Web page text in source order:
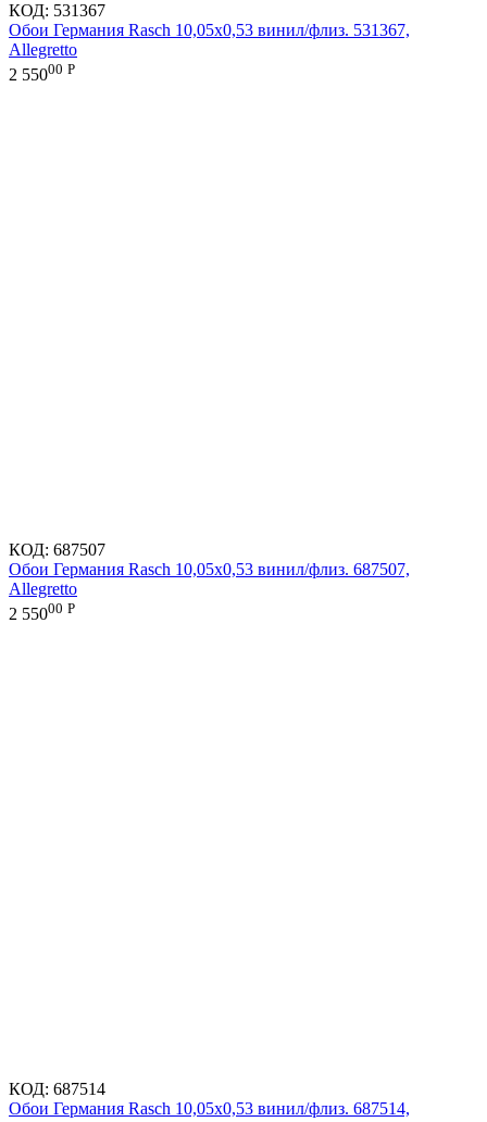
КОД: 531367
Обои Германия Rasch 10,05x0,53 винил/флиз. 531367,
Allegretto
2 55000 Р
КОД: 687507
Обои Германия Rasch 10,05x0,53 винил/флиз. 687507,
Allegretto
2 55000 Р
КОД: 687514
Обои Германия Rasch 10,05x0,53 винил/флиз. 687514,